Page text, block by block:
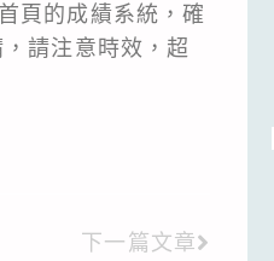
頁的成績系統，確
請注意時效，超
下一篇文章